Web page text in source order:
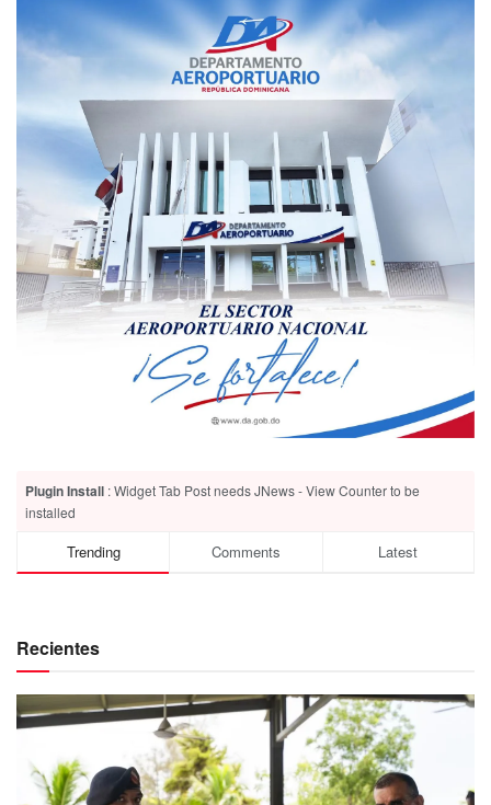
Plugin Install : Widget Tab Post needs JNews - View Counter to be
installed
Trending Comments Latest
Recientes